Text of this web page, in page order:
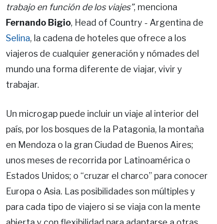
trabajo en función de los viajes”, menciona
Fernando Bigio, Head of Country - Argentina de
Selina, la cadena de hoteles que ofrece a los
viajeros de cualquier generación y nómades del
mundo una forma diferente de viajar, vivir y
trabajar.
Un microgap puede incluir un viaje al interior del
país, por los bosques de la Patagonia, la montaña
en Mendoza o la gran Ciudad de Buenos Aires;
unos meses de recorrida por Latinoamérica o
Estados Unidos; o “cruzar el charco” para conocer
Europa o Asia. Las posibilidades son múltiples y
para cada tipo de viajero si se viaja con la mente